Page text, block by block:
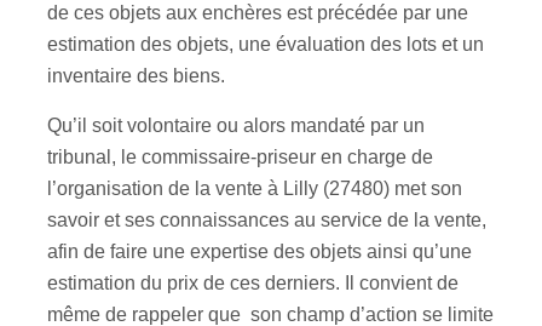
de ces objets aux enchères est précédée par une
estimation des objets, une évaluation des lots et un
inventaire des biens.
Qu’il soit volontaire ou alors mandaté par un
tribunal, le commissaire-priseur en charge de
l’organisation de la vente à Lilly (27480) met son
savoir et ses connaissances au service de la vente,
afin de faire une expertise des objets ainsi qu’une
estimation du prix de ces derniers. Il convient de
même de rappeler que son champ d’action se limite